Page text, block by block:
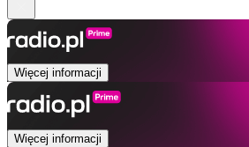
Więcej informacji
Więcej informacji